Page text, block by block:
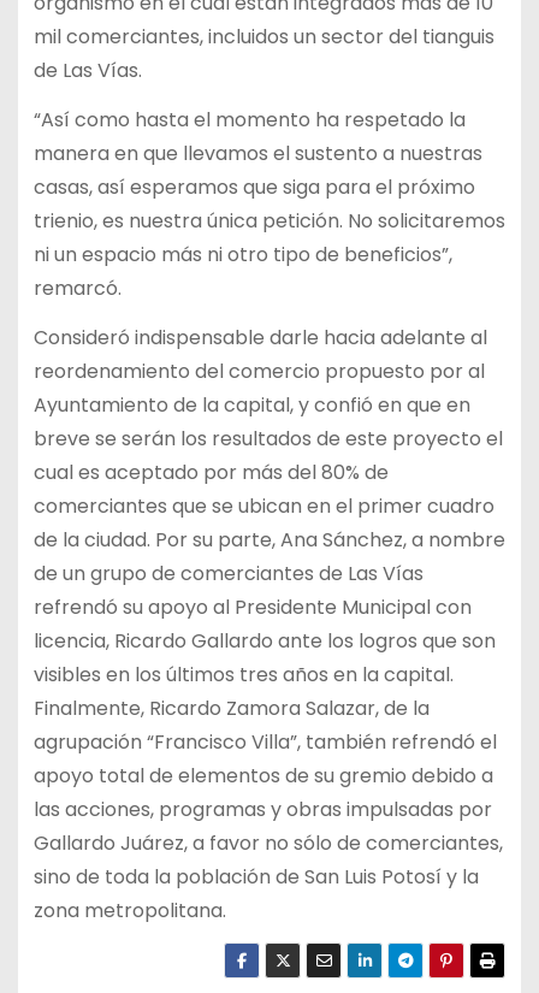
mil comerciantes, incluidos un sector del tianguis
de Las Vías.
“Así como hasta el momento ha respetado la
manera en que llevamos el sustento a nuestras
casas, así esperamos que siga para el próximo
trienio, es nuestra única petición. No solicitaremos
ni un espacio más ni otro tipo de beneficios”,
remarcó.
Consideró indispensable darle hacia adelante al
reordenamiento del comercio propuesto por al
Ayuntamiento de la capital, y confió en que en
breve se serán los resultados de este proyecto el
cual es aceptado por más del 80% de
comerciantes que se ubican en el primer cuadro
de la ciudad. Por su parte, Ana Sánchez, a nombre
de un grupo de comerciantes de Las Vías
refrendó su apoyo al Presidente Municipal con
licencia, Ricardo Gallardo ante los logros que son
visibles en los últimos tres años en la capital.
Finalmente, Ricardo Zamora Salazar, de la
agrupación “Francisco Villa”, también refrendó el
apoyo total de elementos de su gremio debido a
las acciones, programas y obras impulsadas por
Gallardo Juárez, a favor no sólo de comerciantes,
sino de toda la población de San Luis Potosí y la
zona metropolitana.